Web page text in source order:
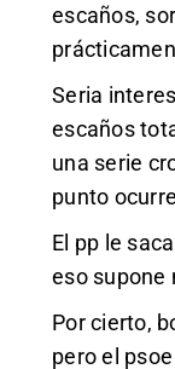
escaños,
Seria
escaños
una serie
punto
El pp le
eso supone
Por cierto,
pero el